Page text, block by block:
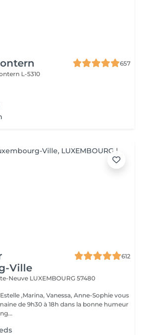
657
L-5310
Ville
612
Neuve LUXEMBOURG 57480
,Marina, Vanessa, Anne-Sophie vous
de 9h30 à 18h dans la bonne humeur